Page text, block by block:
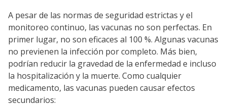
A pesar de las normas de seguridad estrictas y el
monitoreo continuo, las vacunas no son perfectas. En
primer lugar, no son eficaces al 100 %. Algunas vacunas
no previenen la infección por completo. Más bien,
podrían reducir la gravedad de la enfermedad e incluso
la hospitalización y la muerte. Como cualquier
medicamento, las vacunas pueden causar efectos
secundarios: